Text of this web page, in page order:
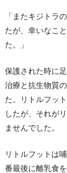
「またキジトラ
たが、幸いなこ
た。」
保護された時に
治療と抗生物質
た。リトルフッ
したが、それが
ませんでした。
リトルフットは
番最後に離乳食